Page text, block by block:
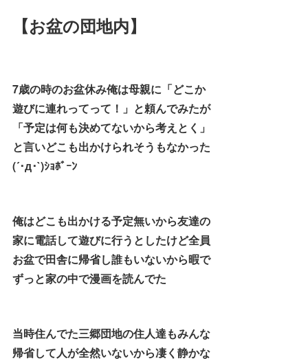
【お盆の団地内】
7歳の時のお盆休み俺は母親に「どこか
遊びに連れってって！」と頼んでみたが
「予定は何も決めてないから考えとく」
と言いどこも出かけられそうもなかった
(´･д･`)ｼｮﾎﾞｰﾝ
俺はどこも出かける予定無いから友達の
家に電話して遊びに行うとしたけど全員
お盆で田舎に帰省し誰もいないから暇で
ずっと家の中で漫画を読んでた
当時住んでた三郷団地の住人達もみんな
帰省して人が全然いないから凄く静かな